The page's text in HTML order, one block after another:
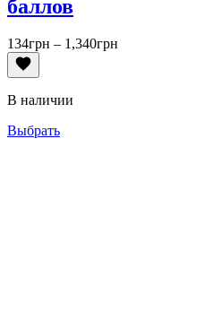
баллов
134грн – 1,340грн
В наличии
Выбрать